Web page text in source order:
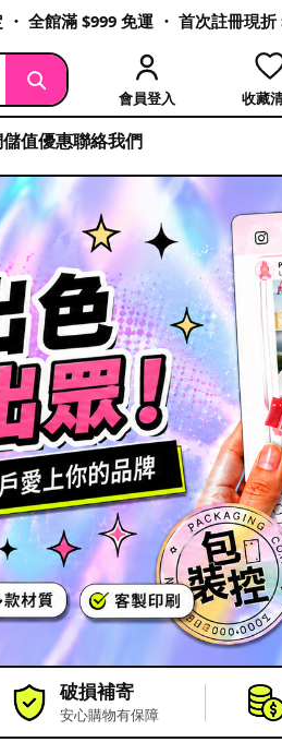
・ 全館滿 $999 免運 ・ 首次註冊現
會員登入 收藏
儲值優惠聯絡我們
破損補寄
安心購物有保障